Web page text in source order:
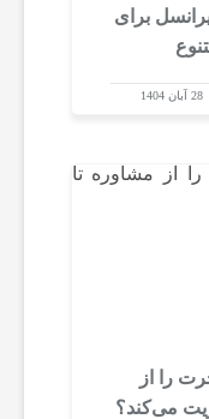
برای
28 آبان 1404
را از
می‌کند؟